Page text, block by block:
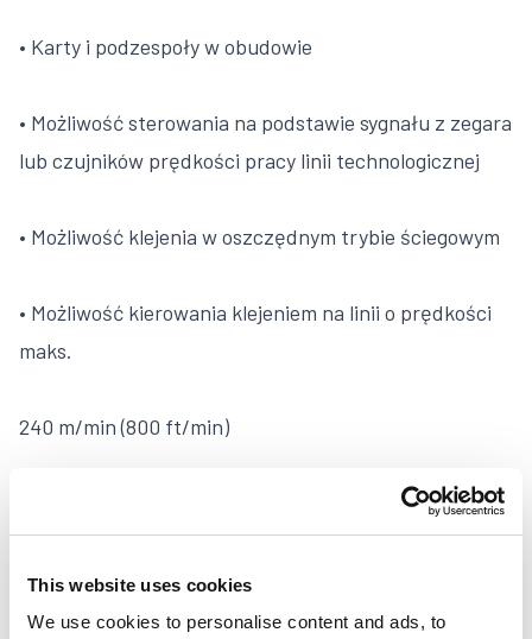
This website uses cookies
We use cookies to personalise content and ads, to
• Karty i podzespoły w obudowie
• Możliwość sterowania na podstawie sygnału z zegara
lub czujników prędkości pracy linii technologicznej
• Możliwość klejenia w oszczędnym trybie ściegowym
• Możliwość kierowania klejeniem na linii o prędkości
maks.
240 m/min (800 ft/min)
• Zapis maks. 99 programów produkcyjnych w pamięci